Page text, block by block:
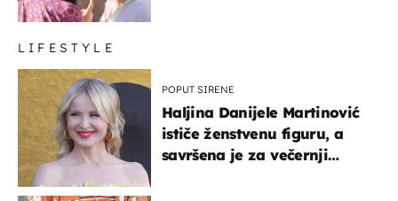
LIFESTYLE
POPUT SIRENE
Haljina Danijele Martinović
ističe ženstvenu figuru, a
savršena je za večernji